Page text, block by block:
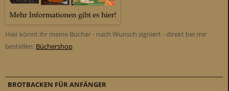
Hier könnt ihr meine Bücher - nach Wunsch signiert - direkt bei mir
bestellen: Büchershop
BROTBACKEN FÜR ANFÄNGER